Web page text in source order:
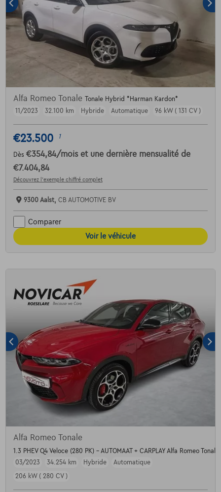
Alfa Romeo Tonale
Tonale Hybrid *Harman Kardon*
11/2023
32.100 km Hybride Automatique 96 kW ( 131 CV )
€23.500 1
Dès €354,84/mois et une dernière mensualité de
€7.404,84
Découvrez l’exemple chiffré complet
9300 Aalst, CB AUTOMOTIVE BV
Comparer
Voir le véhicule
Alfa Romeo Tonale
1.3 PHEV Q4 Veloce (280 PK) - AUTOMAAT + CARPLAY Alfa Romeo
03/2023
34.254 km Hybride
Automatique
206 kW ( 280 CV )